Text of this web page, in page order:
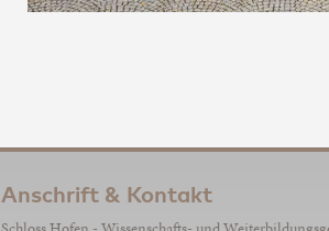
Anschrift & Kontakt